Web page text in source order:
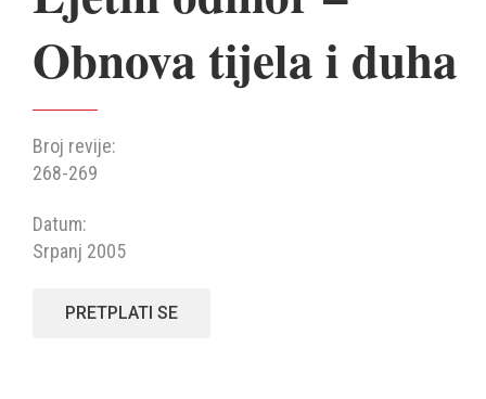
Obnova tijela i duha
Broj revije:
268-269
Datum:
Srpanj 2005
PRETPLATI SE